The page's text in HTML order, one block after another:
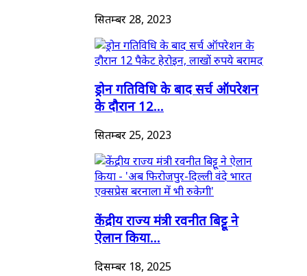
सितम्बर 28, 2023
ड्रोन गतिविधि के बाद सर्च ऑपरेशन
के दौरान 12...
सितम्बर 25, 2023
केंद्रीय राज्य मंत्री रवनीत बिट्टू ने
ऐलान किया...
दिसम्बर 18, 2025